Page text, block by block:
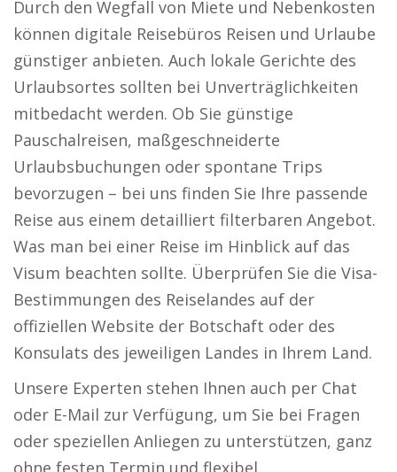
Durch den Wegfall von Miete und Nebenkosten
können digitale Reisebüros Reisen und Urlaube
günstiger anbieten. Auch lokale Gerichte des
Urlaubsortes sollten bei Unverträglichkeiten
mitbedacht werden. Ob Sie günstige
Pauschalreisen, maßgeschneiderte
Urlaubsbuchungen oder spontane Trips
bevorzugen – bei uns finden Sie Ihre passende
Reise aus einem detailliert filterbaren Angebot.
Was man bei einer Reise im Hinblick auf das
Visum beachten sollte. Überprüfen Sie die Visa-
Bestimmungen des Reiselandes auf der
offiziellen Website der Botschaft oder des
Konsulats des jeweiligen Landes in Ihrem Land.
Unsere Experten stehen Ihnen auch per Chat
oder E-Mail zur Verfügung, um Sie bei Fragen
oder speziellen Anliegen zu unterstützen, ganz
ohne festen Termin und flexibel.